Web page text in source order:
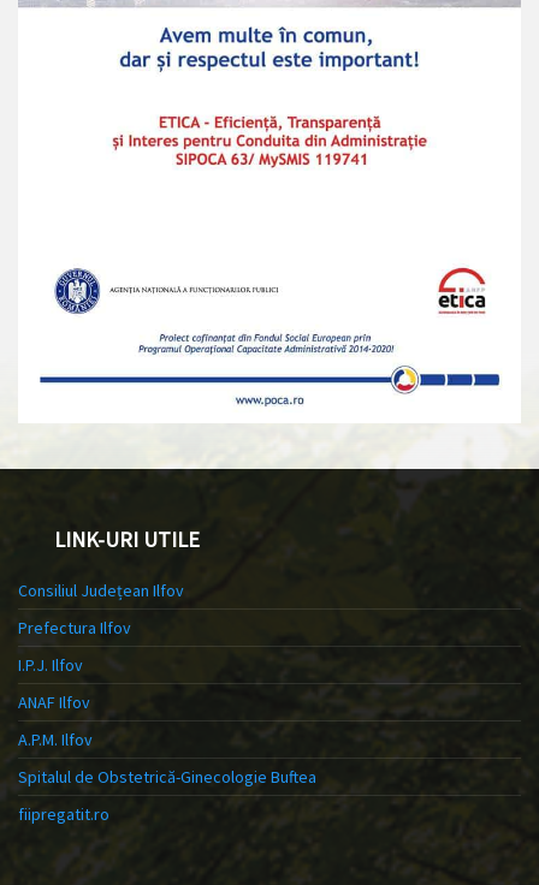
LINK-URI UTILE
Consiliul Județean Ilfov
Prefectura Ilfov
I.P.J. Ilfov
ANAF Ilfov
A.P.M. Ilfov
Spitalul de Obstetrică-Ginecologie Buftea
fiipregatit.ro